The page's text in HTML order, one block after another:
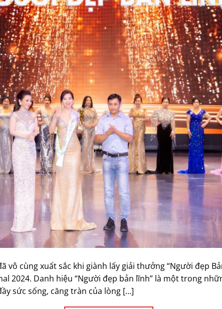
vô cùng xuất sắc khi giành lấy giải thưởng “Người đẹp
2024. Danh hiệu “Người đẹp bản lĩnh” là một trong
sức sống, căng tràn của lòng […]